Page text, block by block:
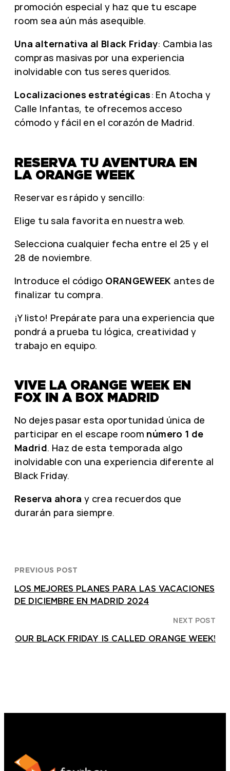
promoción especial y haz que tu escape
room sea aún más asequible.
Una alternativa al Black Friday: Cambia las
compras masivas por una experiencia
inolvidable con tus seres queridos.
Localizaciones estratégicas: En Atocha y
Calle Infantas, te ofrecemos acceso
cómodo y fácil en el corazón de Madrid.
RESERVA TU AVENTURA EN
LA ORANGE WEEK
Reservar es rápido y sencillo:
Elige tu sala favorita en nuestra web.
Selecciona cualquier fecha entre el 25 y el
28 de noviembre.
Introduce el código ORANGEWEEK antes de
finalizar tu compra.
¡Y listo! Prepárate para una experiencia que
pondrá a prueba tu lógica, creatividad y
trabajo en equipo.
VIVE LA ORANGE WEEK EN
FOX IN A BOX MADRID
No dejes pasar esta oportunidad única de
participar en el escape room número 1 de
Madrid. Haz de esta temporada algo
inolvidable con una experiencia diferente al
Black Friday.
Reserva ahora y crea recuerdos que
durarán para siempre.
PREVIOUS POST
LOS MEJORES PLANES PARA LAS VACACIONES
DE DICIEMBRE EN MADRID 2024
NEXT POST
OUR BLACK FRIDAY IS CALLED ORANGE WEEK!